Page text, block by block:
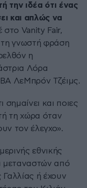
την ιδέα ότι ένας
και απλώς να
στο Vanity Fair,
γνωστή φράση
η
Λόρα
ΛεΜπρόν Τζέιμς.
σημαίνει και ποιες
τη χώρα όταν
τον έλεγχο».
εθνικής
μεταναστών από
Γαλλίας ή έχουν